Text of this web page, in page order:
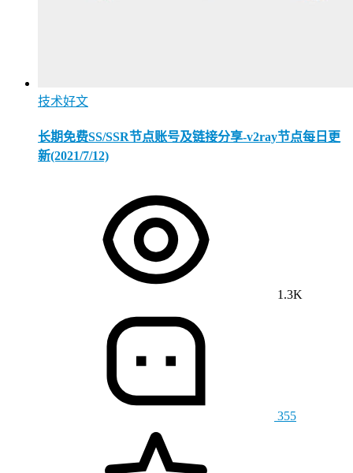
技术好文
长期免费SS/SSR节点账号及链接分享-v2ray节点每日更
新(2021/7/12)
1.3K
355